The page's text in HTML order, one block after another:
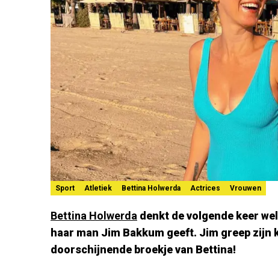
Sport Atletiek Bettina Holwerda Actrices Vrouwen
Bettina Holwerda denkt de volgende keer
haar man Jim Bakkum geeft. Jim greep zijn
doorschijnende broekje van Bettina!